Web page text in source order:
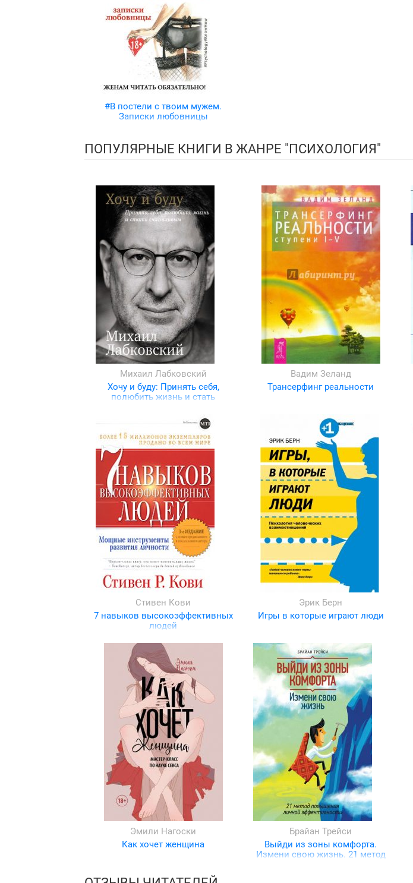
#В постели с твоим мужем.
Записки любовницы
ПОПУЛЯРНЫЕ КНИГИ В ЖАНРЕ "ПСИХОЛОГИЯ"
Михаил Лабковский
Хочу и буду: Принять себя,
полюбить жизнь и стать
Вадим Зеланд
Трансерфинг реальности
Стивен Кови
7 навыков высокоэффективных
людей
Эрик Берн
Игры в которые играют люди
Эмили Нагоски
Как хочет женщина
Брайан Трейси
Выйди из зоны комфорта.
Измени свою жизнь. 21 метод